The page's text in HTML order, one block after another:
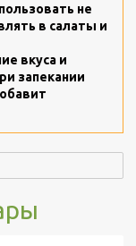
не
в салаты и
вкуса и
запекании